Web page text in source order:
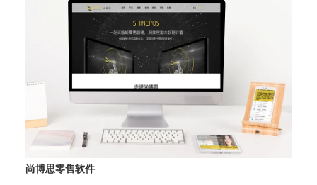
尚博思零售软件